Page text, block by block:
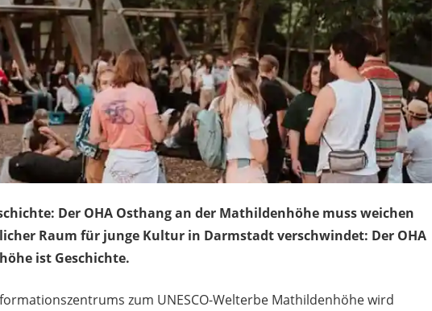
Der OHA Osthang an der Mathildenhöhe muss weichen
Raum für junge Kultur in Darmstadt verschwindet: Der OHA
ist Geschichte.
zum UNESCO-Welterbe Mathildenhöhe wird